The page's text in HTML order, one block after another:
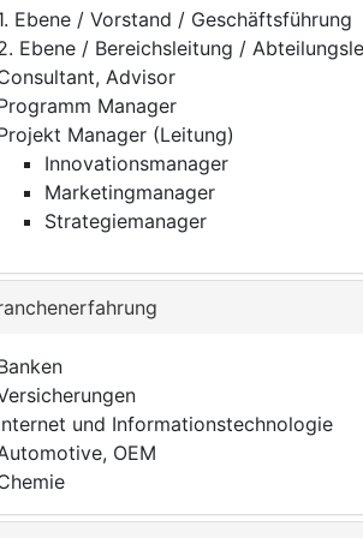
Ebene / Vorstand / Geschäftsführung
Ebene / Bereichsleitung /
Advisor
Manager
Manager (Leitung)
Innovationsmanager
Marketingmanager
Strategiemanager
und Informationstechnologie
OEM